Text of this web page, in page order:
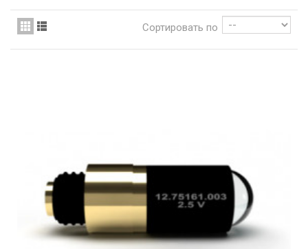
Сортировать по